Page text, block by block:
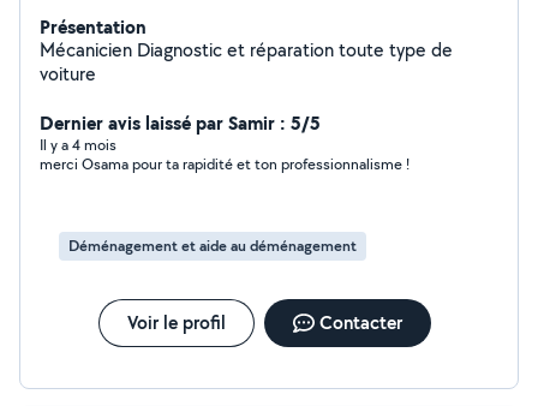
Présentation
Mécanicien Diagnostic et réparation toute type de
voiture
Dernier avis laissé par Samir : 5/5
Il y a 4 mois
merci Osama pour ta rapidité et ton professionnalisme !
Déménagement et aide au déménagement
Voir le profil Contacter